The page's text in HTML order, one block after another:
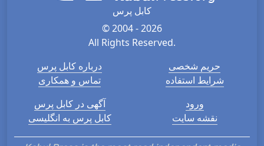
کابل پرس
© 2004 - 2026
All Rights Reserved.
درباره کابل پرس
تماس و همکاری
حریم شخصی
شرایط استفاده
آگهی در کابل پرس
کابل پرس به انگلیسی
ورود
نقشه سایت